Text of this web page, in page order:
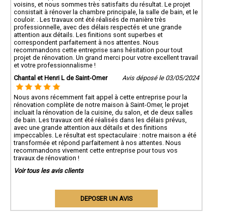
voisins, et nous sommes très satisfaits du résultat. Le projet
consistait à rénover la chambre principale, la salle de bain, et le
couloir. . Les travaux ont été réalisés de manière très
professionnelle, avec des délais respectés et une grande
attention aux détails. Les finitions sont superbes et
correspondent parfaitement à nos attentes. Nous
recommandons cette entreprise sans hésitation pour tout
projet de rénovation. Un grand merci pour votre excellent travail
et votre professionnalisme !
Chantal et Henri L de Saint-Omer
Avis déposé le 03/05/2024
Nous avons récemment fait appel à cette entreprise pour la
rénovation complète de notre maison à Saint-Omer, le projet
incluait la rénovation de la cuisine, du salon, et de deux salles
de bain. Les travaux ont été réalisés dans les délais prévus,
avec une grande attention aux détails et des finitions
impeccables. Le résultat est spectaculaire : notre maison a été
transformée et répond parfaitement à nos attentes. Nous
recommandons vivement cette entreprise pour tous vos
travaux de rénovation !
Voir tous les avis clients
DEPOSER UN AVIS